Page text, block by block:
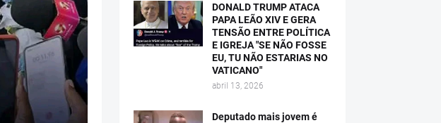
DONALD TRUMP ATACA
PAPA LEÃO XIV E GERA
TENSÃO ENTRE POLÍTICA
E IGREJA "SE NÃO FOSSE
EU, TU NÃO ESTARIAS NO
VATICANO"
abril 13, 2026
Deputado mais jovem é